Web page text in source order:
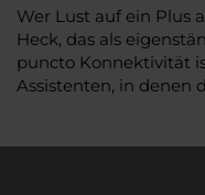
Wer Lust auf ein Plus
Heck, das als
puncto Konnektivität
Assistenten, in denen